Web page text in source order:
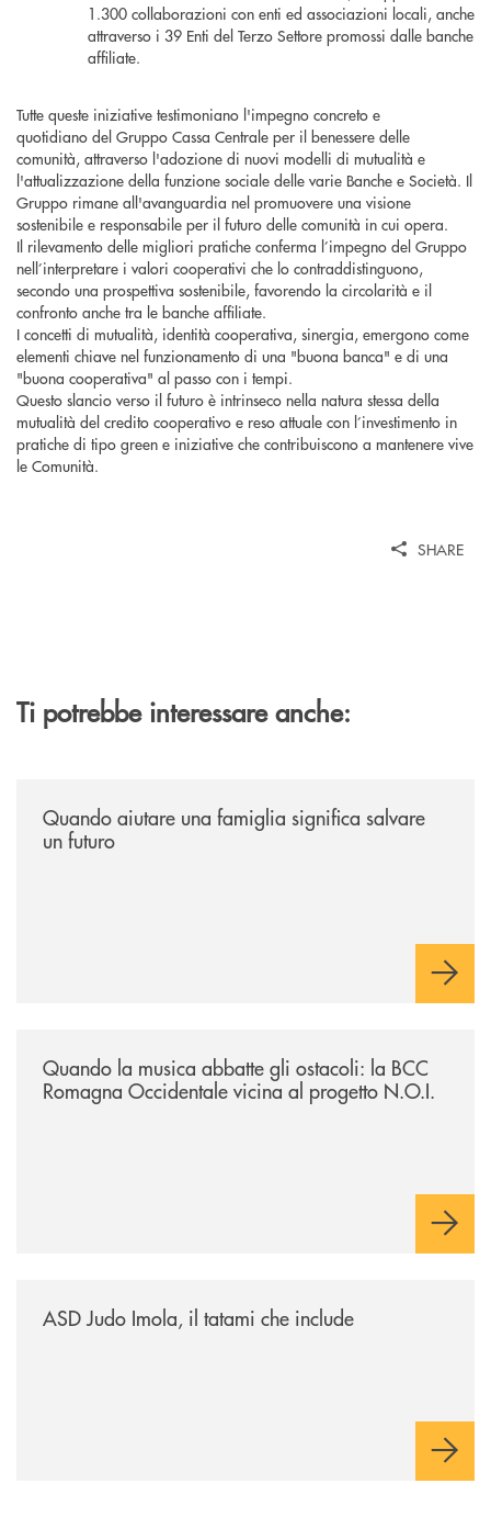
1.300 collaborazioni con enti ed associazioni locali, anche
attraverso i 39 Enti del Terzo Settore promossi dalle banche
affiliate.
Tutte queste iniziative testimoniano l'impegno concreto e
quotidiano del Gruppo Cassa Centrale per il benessere delle
comunità, attraverso l'adozione di nuovi modelli di mutualità e
l'attualizzazione della funzione sociale delle varie Banche e Società. Il
Gruppo rimane all'avanguardia nel promuovere una visione
sostenibile e responsabile per il futuro delle comunità in cui opera.
Il rilevamento delle migliori pratiche conferma l’impegno del Gruppo
nell’interpretare i valori cooperativi che lo contraddistinguono,
secondo una prospettiva sostenibile, favorendo la circolarità e il
confronto anche tra le banche affiliate.
I concetti di mutualità, identità cooperativa, sinergia, emergono come
elementi chiave nel funzionamento di una "buona banca" e di una
"buona cooperativa" al passo con i tempi.
Questo slancio verso il futuro è intrinseco nella natura stessa della
mutualità del credito cooperativo e reso attuale con l’investimento in
pratiche di tipo green e iniziative che contribuiscono a mantenere vive
le Comunità.
SHARE
Ti potrebbe interessare anche:
Quando aiutare una famiglia significa salvare
un futuro
Quando la musica abbatte gli ostacoli: la BCC
Romagna Occidentale vicina al progetto N.O.I.
ASD Judo Imola, il tatami che include